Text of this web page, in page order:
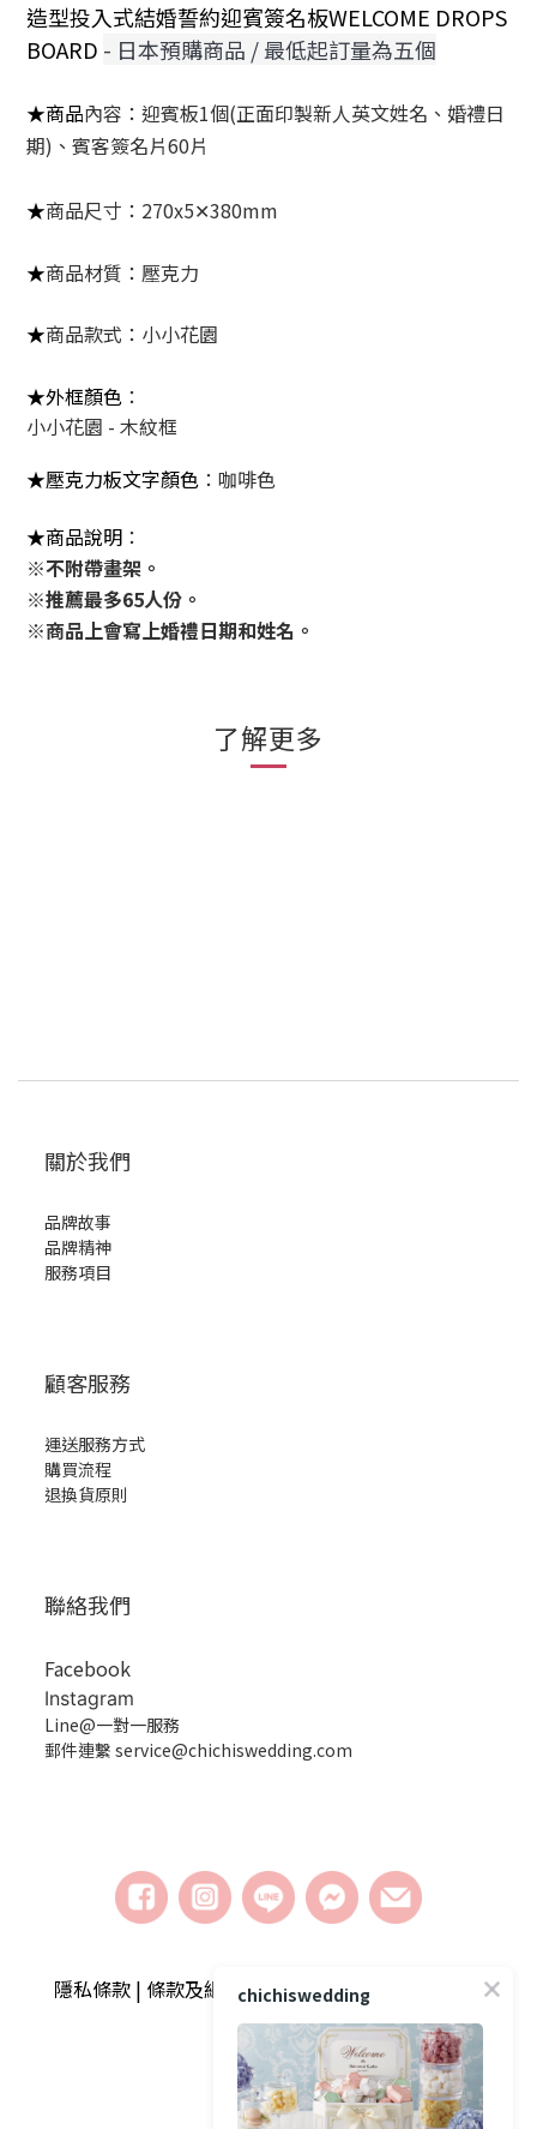
造型投入式結婚誓約迎賓簽名板WELCOME DROPS
BOARD - 日本預購商品 / 最低起訂量為五個
★商品內容 ：迎賓板1個(正面印製新人英文姓名、婚禮日
期)、 賓客簽名片60片
★商品尺寸 ： 270x5✕380mm
★商品材質 ：壓克力
★商品款式 ：小小花園
★外框顏色 ：
小小花園 - 木紋框
★壓克力板文字顏色 ：咖啡色
★商品說明 ：
※不附帶畫架。
※推薦最多65人份。
※商品上會寫上婚禮日期和姓名。
了解更多
關於我們
品牌故事
品牌精神
服務項目
顧客服務
運送服務方式
購買流程
退換貨原則
聯絡我們
Facebook
Instagram
Line@一對一服務
郵件連繫 service@chichiswedding.com
隱私條款 | 條款及細則 | 2018 © chichiswedding婚
禮小物
chichiswedding